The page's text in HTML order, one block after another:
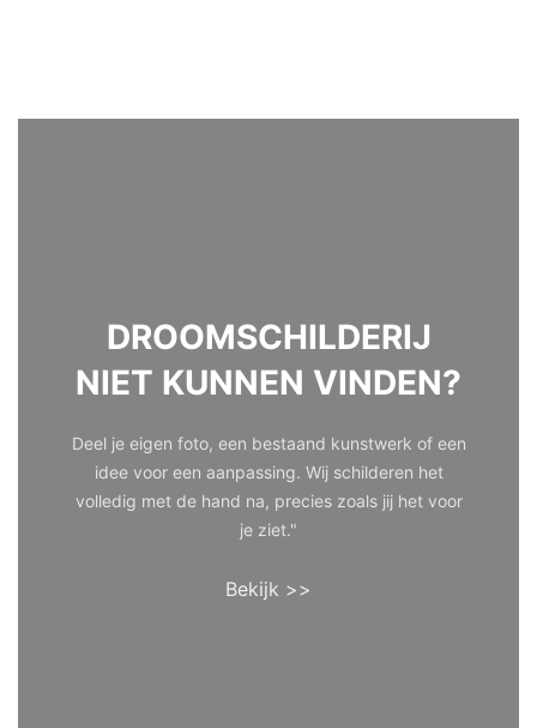
DROOMSCHILDERIJ
NIET KUNNEN VINDEN?
Deel je eigen foto, een bestaand kunstwerk of een
idee voor een aanpassing. Wij schilderen het
volledig met de hand na, precies zoals jij het voor
je ziet."
Bekijk >>